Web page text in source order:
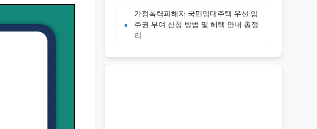
가정폭력피해자 국민임대주택 우선 입
주권 부여 신청 방법 및 혜택 안내 총정
리